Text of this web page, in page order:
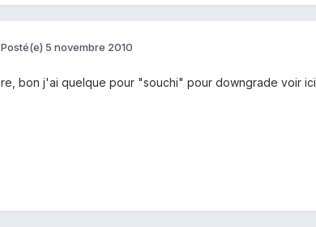
Posté(e) 5 novembre 2010
re, bon j'ai quelque pour "souchi" pour downgrade voir ici